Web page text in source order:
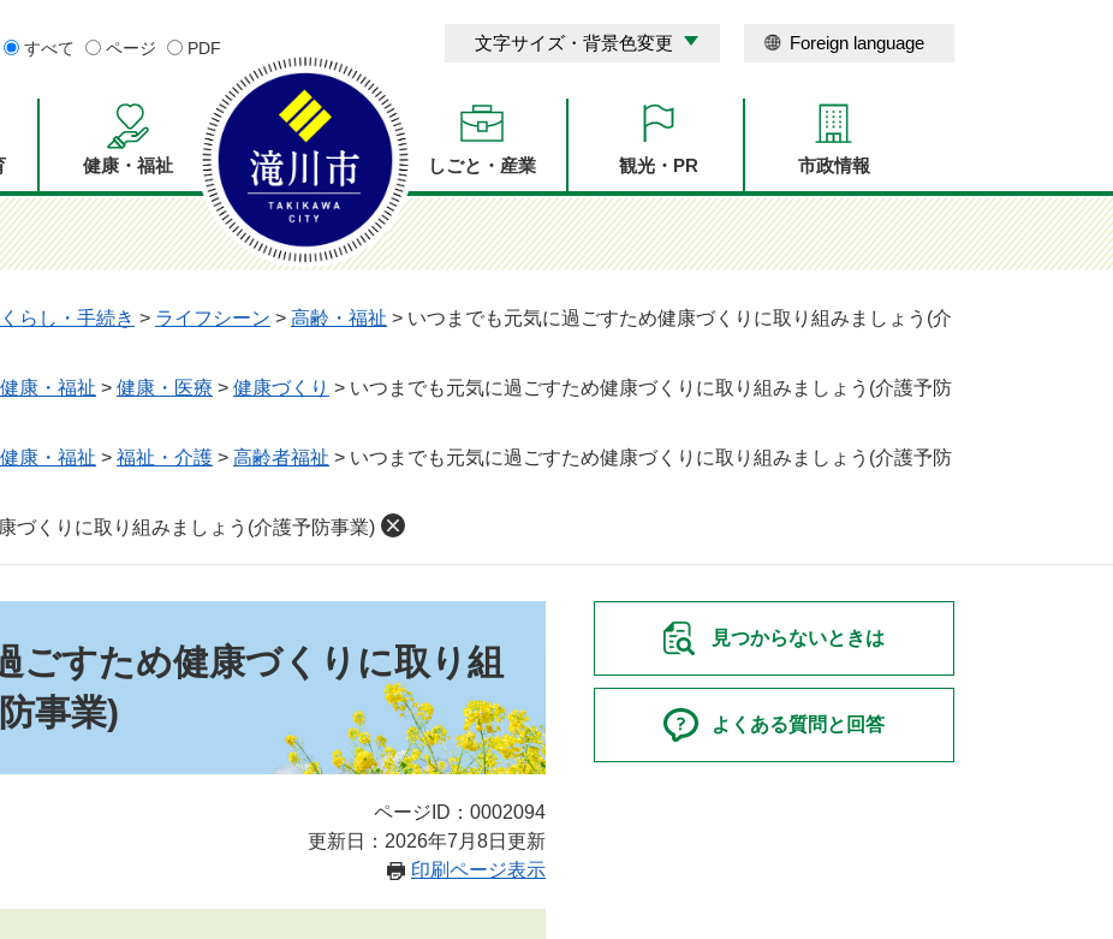
すべて ページ PDF 文字サイズ・背景色変更 Foreign language
健康・福祉 しごと・産業 観光・PR 市政情報
くらし・手続き > ライフシーン > 高齢・福祉 > いつまでも元気に過ごすため健康づくりに取り組みましょう(介
健康・福祉 > 健康・医療 > 健康づくり > いつまでも元気に過ごすため健康づくりに取り組みましょう(介護予防
健康・福祉 > 福祉・介護 > 高齢者福祉 > いつまでも元気に過ごすため健康づくりに取り組みましょう(介護予防
づくりに取り組みましょう(介護予防事業)
ごすため健康づくりに取り組
事業)
ページID：0002094
更新日：2026年7月8日更新
印刷ページ表示
見つからないときは
よくある質問と回答